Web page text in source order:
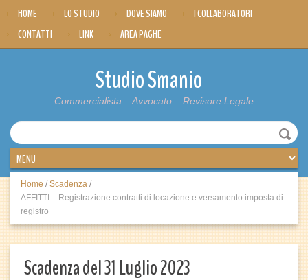
HOME LO STUDIO DOVE SIAMO
I COLLABORATORI
CONTATTI
LINK AREA PAGHE
Studio Smanio
Commercialista – Avvocato – Revisore Legale
Home / Scadenza /
AFFITTI – Registrazione contratti di locazione e versamento imposta di
registro
Scadenza del 31 Luglio 2023